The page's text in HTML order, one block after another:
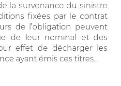
la survenance du sinistre
fixées par le contrat
de l’obligation peuvent
de leur nominal et des
effet de décharger les
ayant émis ces titres.